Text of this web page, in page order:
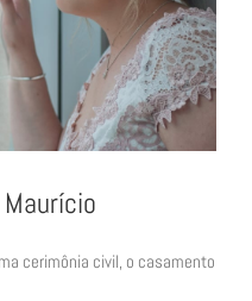
cerimônia civil, o casamento